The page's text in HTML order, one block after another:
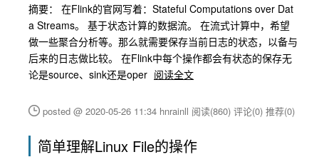
摘要： 在Flink的官网写着：Stateful Computations over Dat
a Streams。 基于状态计算的数据流。 在流式计算中，希望
做一些聚合分析等。那么就需要保存当前日志的状态，以备与
后来的日志做比较。 在Flink中每个操作都会有状态的保存无
论是source、sink还是oper 阅读全文
posted @ 2020-05-26 11:34 hnrainll 阅读(860) 评论(0) 推荐(0)
简单理解Linux File的操作